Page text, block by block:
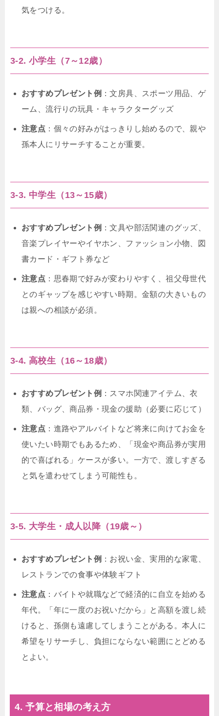
気をつける。
3-2. 小学生（7～12歳）
おすすめプレゼント例 ：文房具、スポーツ用品、ゲ
ーム、流行りの玩具・キャラクターグッズ
注意点 ：個々の好みがはっきりし始めるので、親や
孫本人にリサーチすることが重要。
3-3. 中学生（13～15歳）
おすすめプレゼント例 ：文具や部活関連のグッズ、
音楽プレイヤーやイヤホン、ファッション小物、図
書カード・ギフト券など
注意点 ：思春期で好みが変わりやすく、祖父母世代
とのギャップを感じやすい時期。金額の大きいもの
は親への相談が必須。
3-4. 高校生（16～18歳）
おすすめプレゼント例 ：スマホ関連アイテム、衣
類、バッグ、商品券・現金の援助（必要に応じて）
注意点 ：進路やアルバイトなど将来に向けてお金を
使いたい時期でもあるため、「現金や商品券が実用
的で喜ばれる」ケースが多い。一方で、渡しすぎる
と気を遣わせてしまう可能性も。
3-5. 大学生・成人以降（19歳～）
おすすめプレゼント例 ：お祝い金、実用的な家電、
レストランでの食事や体験ギフト
注意点 ：バイトや就職などで経済的に自立を始める
年代。「年に一度のお祝いだから」と高額を渡し続
けると、孫側も遠慮してしまうことがある。本人に
希望をリサーチし、負担にならない範囲にとどめる
とよい。
4. 予算と相場の考え方